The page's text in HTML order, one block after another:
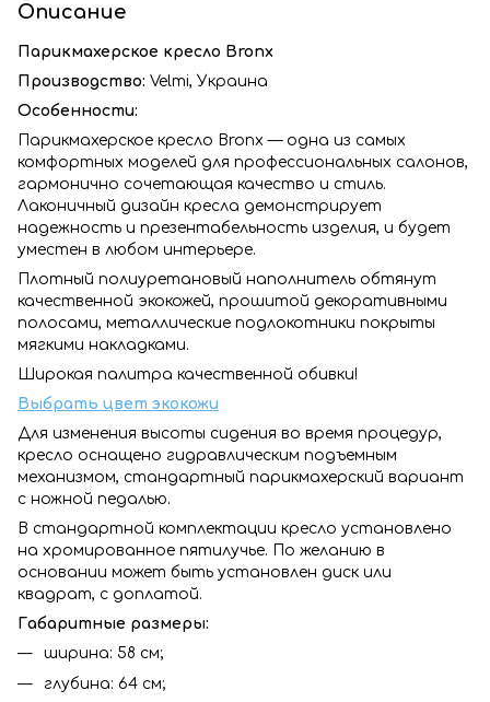
Описание
Парикмахерское кресло Bronx
Производство: Velmi, Украина
Особенности:
Парикмахерское кресло Bronx — одна из самых
комфортных моделей для профессиональных салонов,
гармонично сочетающая качество и стиль.
Лаконичный дизайн кресла демонстрирует
надежность и презентабельность изделия, и будет
уместен в любом интерьере.
Плотный полиуретановый наполнитель обтянут
качественной экокожей, прошитой декоративными
полосами, металлические подлокотники покрыты
мягкими накладками.
Широкая палитра качественной обивки!
Выбрать цвет экокожи
Для изменения высоты сидения во время процедур,
кресло оснащено гидравлическим подъемным
механизмом, стандартный парикмахерский вариант
с ножной педалью.
В стандартной комплектации кресло установлено
на хромированное пятилучье. По желанию в
основании может быть установлен диск или
квадрат, с доплатой.
Габаритные размеры:
ширина: 58 см;
глубина: 64 см;